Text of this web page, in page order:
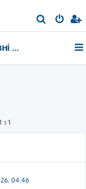
о
Активні теми
1 з 1
04:46